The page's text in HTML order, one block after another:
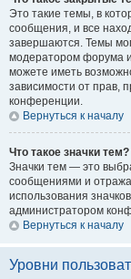
Это такие темы, в
сообщения, и все
завершаются. Темы
модератором форума
можете иметь
зависимости от прав,
конференции.
Вернуться к началу
Что такое значки тем?
Значки тем — это
сообщениями и
использования
администратором
Вернуться к началу
Уровни